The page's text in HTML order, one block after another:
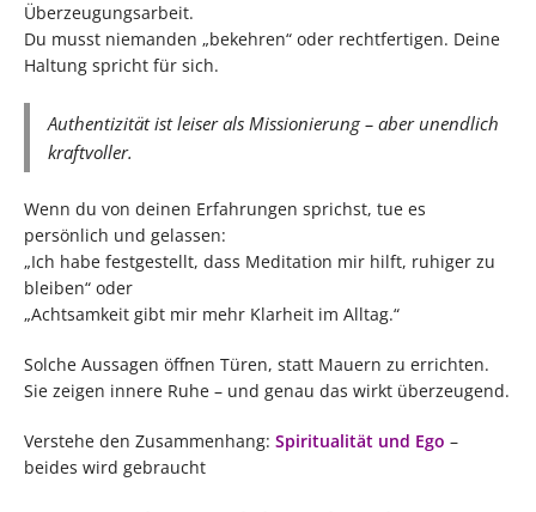
Überzeugungsarbeit.
Du musst niemanden „bekehren“ oder rechtfertigen. Deine
Haltung spricht für sich.
Authentizität ist leiser als Missionierung – aber unendlich
kraftvoller.
Wenn du von deinen Erfahrungen sprichst, tue es
persönlich und gelassen:
„Ich habe festgestellt, dass Meditation mir hilft, ruhiger zu
bleiben“ oder
„Achtsamkeit gibt mir mehr Klarheit im Alltag.“
Solche Aussagen öffnen Türen, statt Mauern zu errichten.
Sie zeigen innere Ruhe – und genau das wirkt überzeugend.
Verstehe den Zusammenhang: Spiritualität und Ego –
beides wird gebraucht